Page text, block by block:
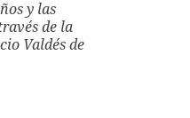
y las
de la
Valdés de